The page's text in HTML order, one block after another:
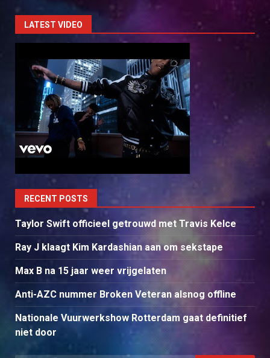
LATEST VIDEO
RECENT POSTS
Taylor Swift officieel getrouwd met Travis Kelce
Ray J klaagt Kim Kardashian aan om sekstape
Max B na 15 jaar weer vrijgelaten
Anti-AZC nummer Broken Veteran alsnog offline
Nationale Vuurwerkshow Rotterdam gaat definitief
niet door